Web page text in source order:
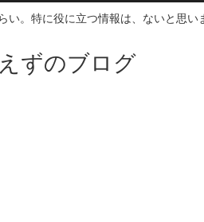
い。特に役に立つ情報は、ないと思い